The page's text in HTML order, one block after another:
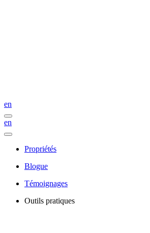
en
en
Propriétés
Blogue
Témoignages
Outils pratiques